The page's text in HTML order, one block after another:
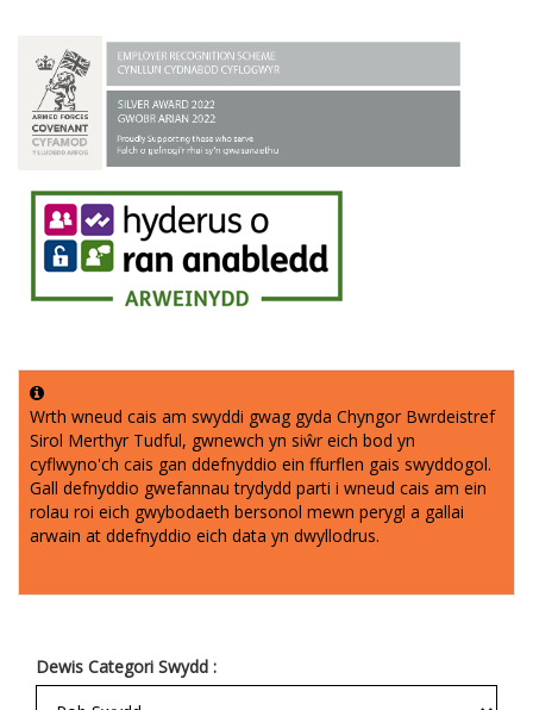
Wrth wneud cais am swyddi gwag gyda Chyngor Bwrdeistref
Sirol Merthyr Tudful, gwnewch yn siŵr eich bod yn
cyflwyno'ch cais gan ddefnyddio ein ffurflen gais swyddogol.
Gall defnyddio gwefannau trydydd parti i wneud cais am ein
rolau roi eich gwybodaeth bersonol mewn perygl a gallai
arwain at ddefnyddio eich data yn dwyllodrus.
Dewis Categori Swydd :